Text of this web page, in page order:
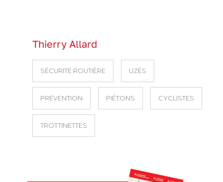
Thierry Allard
SÉCURITÉ ROUTIÈRE UZÈS
PRÉVENTION PIÉTONS CYCLISTES
TROTTINETTES